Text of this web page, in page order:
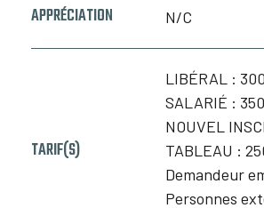
APPRÉCIATION N/C
TARIF(S)
LIBÉRAL :
SALARIÉ :
NOUVEL
TABLEAU :
Demandeur
Personnes